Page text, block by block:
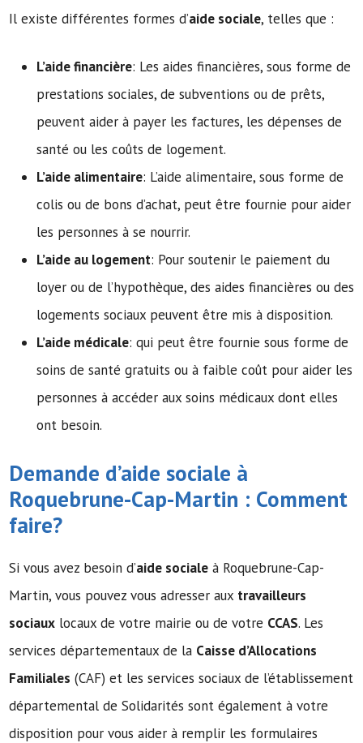
Il existe différentes formes d’aide sociale, telles que :
L’aide financière: Les aides financières, sous forme de
prestations sociales, de subventions ou de prêts,
peuvent aider à payer les factures, les dépenses de
santé ou les coûts de logement.
L’aide alimentaire: L’aide alimentaire, sous forme de
colis ou de bons d’achat, peut être fournie pour aider
les personnes à se nourrir.
L’aide au logement: Pour soutenir le paiement du
loyer ou de l’hypothèque, des aides financières ou des
logements sociaux peuvent être mis à disposition.
L’aide médicale: qui peut être fournie sous forme de
soins de santé gratuits ou à faible coût pour aider les
personnes à accéder aux soins médicaux dont elles
ont besoin.
Demande d’aide sociale à
Roquebrune-Cap-Martin : Comment
faire?
Si vous avez besoin d’aide sociale à Roquebrune-Cap-
Martin, vous pouvez vous adresser aux travailleurs
sociaux locaux de votre mairie ou de votre CCAS. Les
services départementaux de la Caisse d’Allocations
Familiales (CAF) et les services sociaux de l’établissement
départemental de Solidarités sont également à votre
disposition pour vous aider à remplir les formulaires